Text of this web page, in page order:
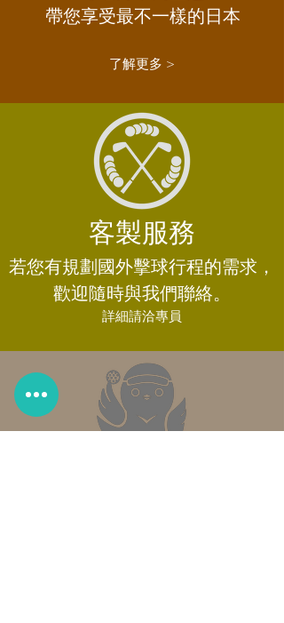
帶您享受最不一樣的日本
了解更多 >
​客製服務
若您有規劃國外擊球行程的需求，
歡迎隨時與我們聯絡。
詳細請洽專員